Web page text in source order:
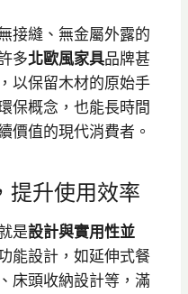
接縫、無金屬外露的
多北歐風家具品牌甚
以保留木材的原始手
保概念，也能長時間
價值的現代消費者。
提升使用效率
是設計與實用性並
能設計，如延伸式餐
床頭收納設計等，滿